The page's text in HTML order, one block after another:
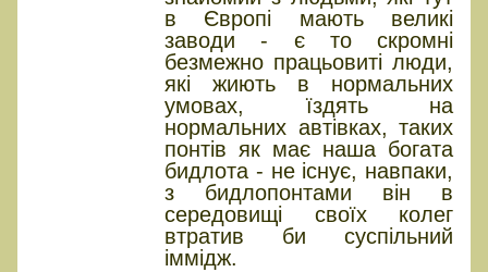
в Європі мають великі
заводи - є то скромні
безмежно працьовиті люди,
які жиють в нормальних
умовах, їздять на
нормальних автівках, таких
понтів як має наша богата
бидлота - не існує, навпаки,
з бидлопонтами він в
середовищі своїх колег
втратив би суспільний
іммідж.